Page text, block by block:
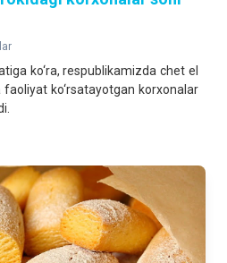
ko‘ra, respublikamizda chet el
ko‘rsatayotgan korxonalar